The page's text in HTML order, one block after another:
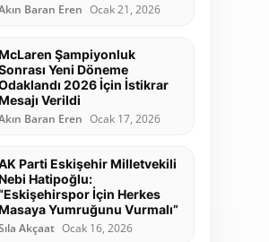
Baran Eren Ocak 21, 2026
Şampiyonluk
Yeni Döneme
2026 İçin İstikrar
Verildi
Baran Eren Ocak 17, 2026
Parti Eskişehir Milletvekili
Hatipoğlu:
İçin Herkes
Yumruğunu Vurmalı”
Akçaat Ocak 16, 2026